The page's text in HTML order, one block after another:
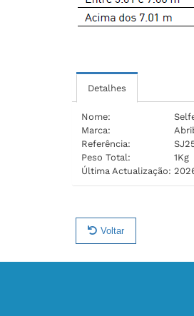
Detalhes
Nome:
Marca:
Referência:
Peso Total:
1Kg
Última Actualização:
Voltar